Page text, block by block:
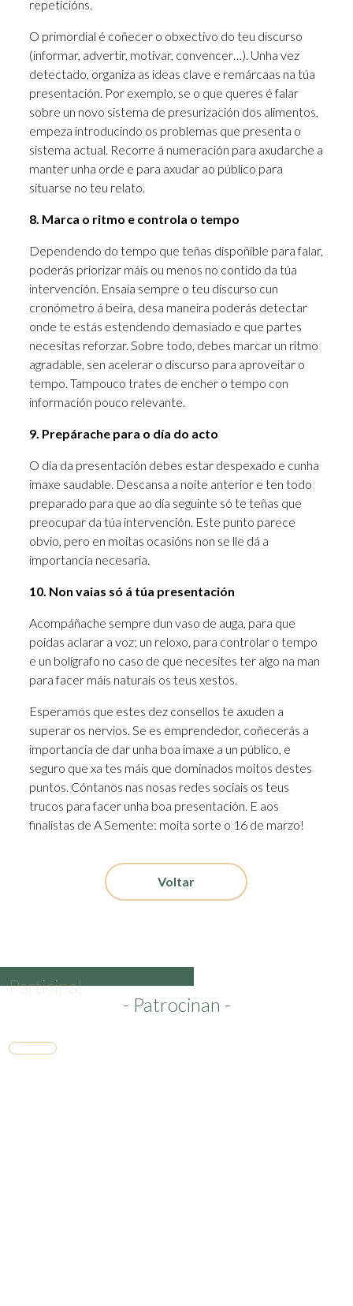
repeticións.
O primordial é coñecer o obxectivo do teu discurso
(informar, advertir, motivar, convencer…). Unha vez
detectado, organiza as ideas clave e remárcaas na túa
presentación. Por exemplo, se o que queres é falar
sobre un novo sistema de presurización dos alimentos,
empeza introducindo os problemas que presenta o
sistema actual. Recorre á numeración para axudarche a
manter unha orde e para axudar ao público para
situarse no teu relato.
8. Marca o ritmo e controla o tempo
Dependendo do tempo que teñas dispoñible para falar,
poderás priorizar máis ou menos no contido da túa
intervención. Ensaia sempre o teu discurso cun
cronómetro á beira, desa maneira poderás detectar
onde te estás estendendo demasiado e que partes
necesitas reforzar. Sobre todo, debes marcar un ritmo
agradable, sen acelerar o discurso para aproveitar o
tempo. Tampouco trates de encher o tempo con
información pouco relevante.
9. Prepárache para o día do acto
O día da presentación debes estar despexado e cunha
imaxe saudable. Descansa a noite anterior e ten todo
preparado para que ao día seguinte só te teñas que
preocupar da túa intervención. Este punto parece
obvio, pero en moitas ocasións non se lle dá a
importancia necesaria.
10. Non vaias só á túa presentación
Acompáñache sempre dun vaso de auga, para que
poidas aclarar a voz; un reloxo, para controlar o tempo
e un bolígrafo no caso de que necesites ter algo na man
para facer máis naturais os teus xestos.
Esperamos que estes dez consellos te axuden a
superar os nervios. Se es emprendedor, coñecerás a
importancia de dar unha boa imaxe a un público, e
seguro que xa tes máis que dominados moitos destes
puntos. Cóntanos nas nosas redes sociais os teus
trucos para facer unha boa presentación. E aos
finalistas de A Semente: moita sorte o 16 de marzo!
Voltar
Participa!
Presenta a túa idea de emprendemento no XII- Patrocinan -